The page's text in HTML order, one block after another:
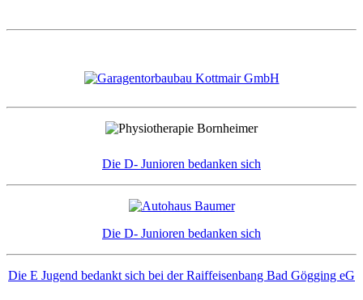
Die D- Junioren bedanken sich
Die D- Junioren bedanken sich
Die E Jugend bedankt sich bei der Raiffeisenbang Bad Gögging eG